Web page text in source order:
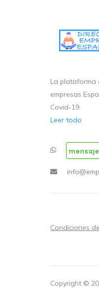
La plataforma
empresas
Covid-19.
Leer todo
Condiciones
Copyright ©